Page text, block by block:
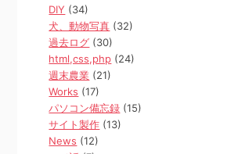
DIY (34)
犬、動物写真 (32)
過去ログ (30)
html,css,php (24)
週末農業 (21)
Works (17)
パソコン備忘録 (15)
サイト製作 (13)
News (12)